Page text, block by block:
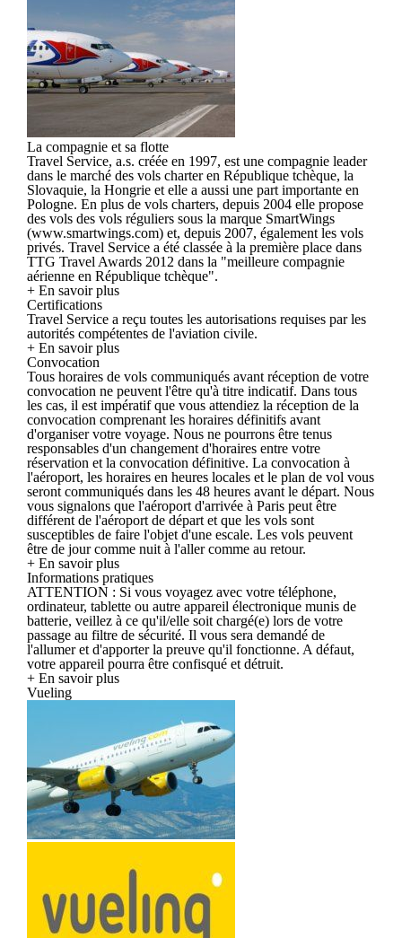
La compagnie et sa flotte
Travel Service, a.s. créée en 1997, est une compagnie leader
dans le marché des vols charter en République tchèque, la
Slovaquie, la Hongrie et elle a aussi une part importante en
Pologne. En plus de vols charters, depuis 2004 elle propose
des vols des vols réguliers sous la marque SmartWings
(www.smartwings.com) et, depuis 2007, également les vols
privés. Travel Service a été classée à la première place dans
TTG Travel Awards 2012 dans la "meilleure compagnie
aérienne en République tchèque".
+ En savoir plus
Certifications
Travel Service a reçu toutes les autorisations requises par les
autorités compétentes de l'aviation civile.
+ En savoir plus
Convocation
Tous horaires de vols communiqués avant réception de votre
convocation ne peuvent l'être qu'à titre indicatif. Dans tous
les cas, il est impératif que vous attendiez la réception de la
convocation comprenant les horaires définitifs avant
d'organiser votre voyage. Nous ne pourrons être tenus
responsables d'un changement d'horaires entre votre
réservation et la convocation définitive. La convocation à
l'aéroport, les horaires en heures locales et le plan de vol vous
seront communiqués dans les 48 heures avant le départ. Nous
vous signalons que l'aéroport d'arrivée à Paris peut être
différent de l'aéroport de départ et que les vols sont
susceptibles de faire l'objet d'une escale. Les vols peuvent
être de jour comme nuit à l'aller comme au retour.
+ En savoir plus
Informations pratiques
ATTENTION : Si vous voyagez avec votre téléphone,
ordinateur, tablette ou autre appareil électronique munis de
batterie, veillez à ce qu'il/elle soit chargé(e) lors de votre
passage au filtre de sécurité. Il vous sera demandé de
l'allumer et d'apporter la preuve qu'il fonctionne. A défaut,
votre appareil pourra être confisqué et détruit.
+ En savoir plus
Vueling